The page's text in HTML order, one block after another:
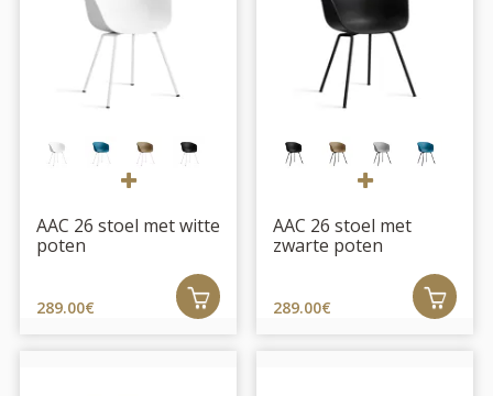
AAC 26 stoel met witte
poten
289.00€
AAC 26 stoel met
zwarte poten
289.00€